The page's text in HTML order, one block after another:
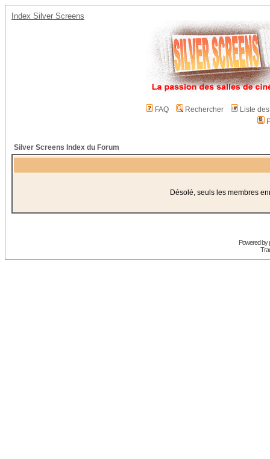
Index Silver Screens
FAQ Rechercher
Liste
Silver Screens Index du Forum
Désolé, seuls les membres
Powered by